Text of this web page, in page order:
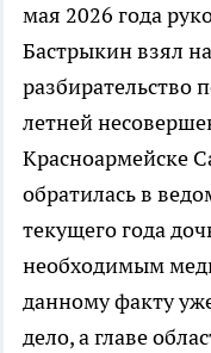
мая 2026 года
Бастрыкин взял
разбирательство
летней
Красноармейске
обратилась в
текущего года
необходимым
данному факту
дело, а главе